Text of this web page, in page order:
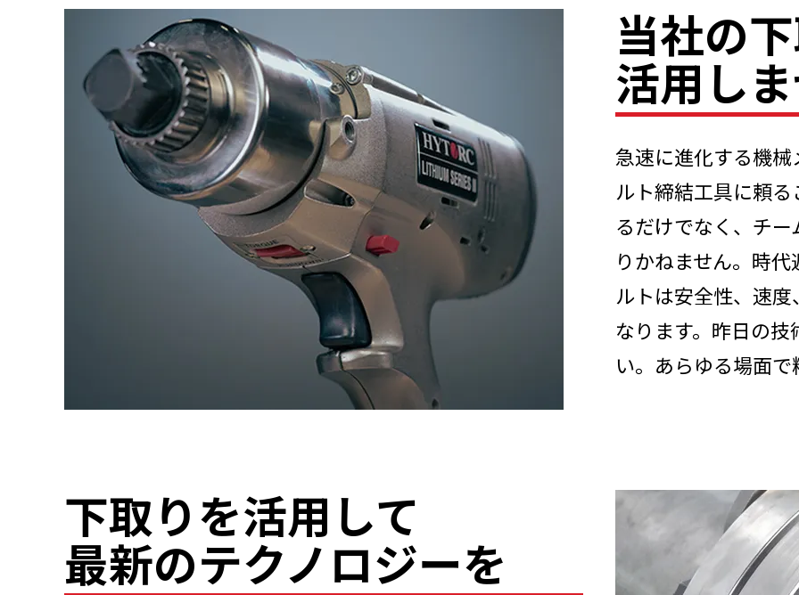
当社の
活用し
急速に進化する機
ルト締結工具に頼
るだけでなく、チ
りかねません。時
ルトは安全性、速
なります。昨日の
い。あらゆる場面
下取りを活用して
最新のテクノロジーを